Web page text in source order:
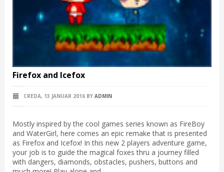
Firefox and Icefox
CREDA, 13 JANUAR 2016 BY ADMIN
Mostly inspired by the cool games series known as FireBoy
and WaterGirl, here comes an epic remake that is presented
as Firefox and Icefox! In this new 2 players adventure game,
your job is to guide the magical foxes thru a journey filled
with dangers, diamonds, obstacles, pushers, buttons and